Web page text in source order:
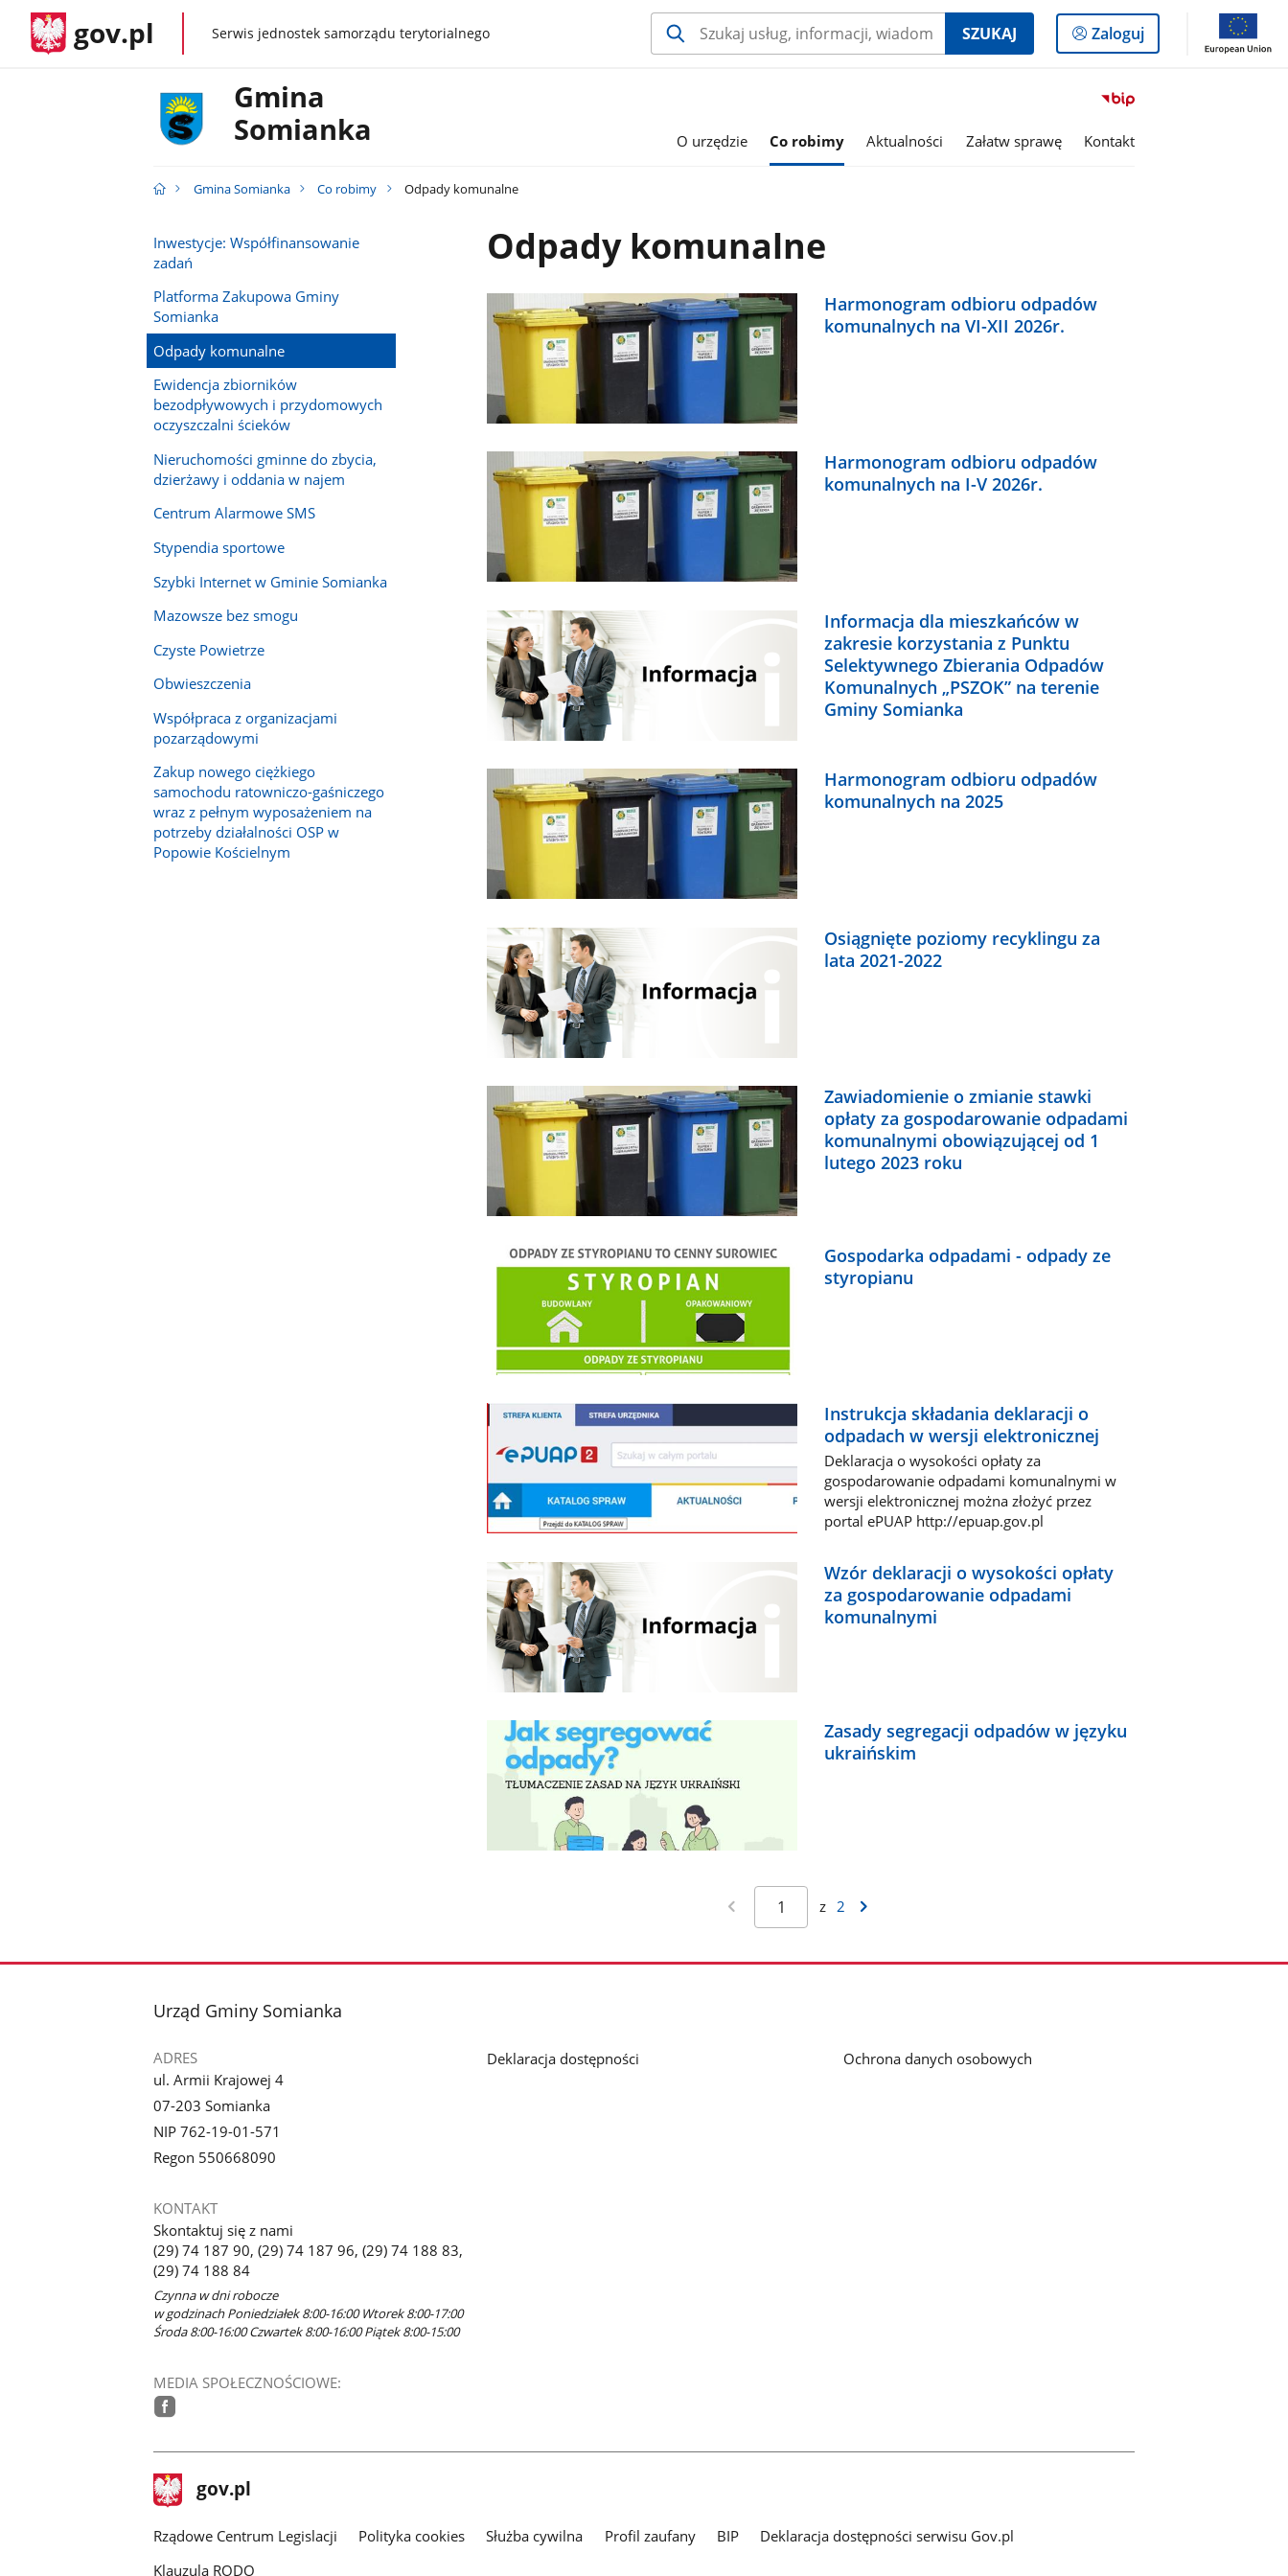
gov.pl gov.plSerwis jednostek samorządu terytorialnego SZUKAJ
Logowanie
do
Zaloguj
Przejdź
serwisu
Gmina
Somianka
O urzędzie Co robimy Aktualności Załatw sprawę Kontakt
Gmina Somianka Co robimy Odpady komunalne
Inwestycje: Współfinansowanie
zadań
Platforma Zakupowa Gminy
Somianka
Odpady komunalne
Ewidencja zbiorników
bezodpływowych i przydomowych
oczyszczalni ścieków
Nieruchomości gminne do zbycia,
dzierżawy i oddania w najem
Centrum Alarmowe SMS
Stypendia sportowe
Szybki Internet w Gminie Somianka
Mazowsze bez smogu
Czyste Powietrze
Obwieszczenia
Współpraca z organizacjami
pozarządowymi
Zakup nowego ciężkiego
samochodu ratowniczo-gaśniczego
wraz z pełnym wyposażeniem na
potrzeby działalności OSP w
Popowie Kościelnym
Odpady komunalne
Harmonogram odbioru odpadów
komunalnych na VI-XII 2026r.
Harmonogram odbioru odpadów
komunalnych na I-V 2026r.
Informacja dla mieszkańców w
zakresie korzystania z Punktu
Selektywnego Zbierania Odpadów
Komunalnych „PSZOK” na terenie
Gminy Somianka
Harmonogram odbioru odpadów
komunalnych na 2025
Osiągnięte poziomy recyklingu za
lata 2021-2022
Zawiadomienie o zmianie stawki
opłaty za gospodarowanie odpadami
komunalnymi obowiązującej od 1
lutego 2023 roku
Gospodarka odpadami - odpady ze
styropianu
Instrukcja składania deklaracji o
odpadach w wersji elektronicznej
Deklaracja o wysokości opłaty za
gospodarowanie odpadami komunalnymi w
wersji elektronicznej można złożyć przez
portal ePUAP http://epuap.gov.pl
Wzór deklaracji o wysokości opłaty
za gospodarowanie odpadami
komunalnymi
Zasady segregacji odpadów w języku
ukraińskim
z 2
stopka
Urząd Gminy Somianka
ADRES
ul. Armii Krajowej 4
07-203 Somianka
NIP 762-19-01-571
Regon 550668090
KONTAKT
Skontaktuj się z nami
(29) 74 187 90, (29) 74 187 96, (29) 74 188 83,
(29) 74 188 84
Czynna w dni robocze
w godzinach Poniedziałek 8:00-16:00 Wtorek 8:00-17:00
Środa 8:00-16:00 Czwartek 8:00-16:00 Piątek 8:00-15:00
MEDIA SPOŁECZNOŚCIOWE:
Deklaracja dostępności Ochrona danych osobowych
stopka
gov.pl Strona
gov.pl
Rządowe Centrum Legislacji Polityka cookies Służba cywilna Profil zaufany BIP
Deklaracja dostępności serwisu Gov.pl
Klauzula RODO